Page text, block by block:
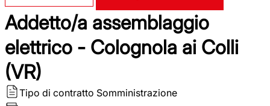
Addetto/a assemblaggio
elettrico - Colognola ai Colli
(VR)
Tipo di contratto Somministrazione